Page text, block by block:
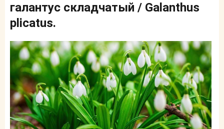
галантус складчатый / Galanthus
plicatus.